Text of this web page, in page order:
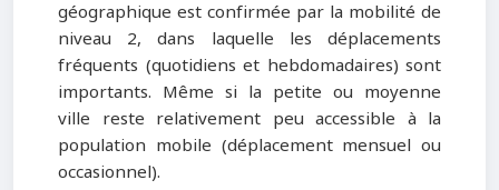
géographique est confirmée par la mobilité de
niveau 2, dans laquelle les déplacements
fréquents (quotidiens et hebdomadaires) sont
importants. Même si la petite ou moyenne
ville reste relativement peu accessible à la
population mobile (déplacement mensuel ou
occasionnel).